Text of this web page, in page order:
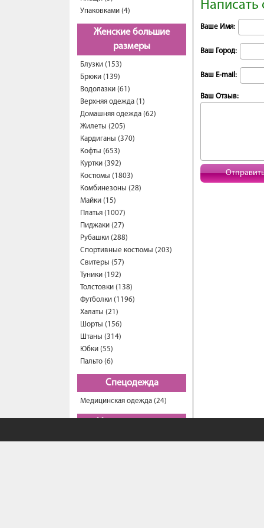
Упаковками (4)
Женские большие
размеры
Блузки (153)
Брюки (139)
Водолазки (61)
Верхняя одежда (1)
Домашняя одежда (62)
Жилеты (205)
Кардиганы (370)
Кофты (653)
Куртки (392)
Костюмы (1803)
Комбинезоны (28)
Майки (15)
Платья (1007)
Пиджаки (27)
Рубашки (288)
Спортивные костюмы (203)
Свитеры (57)
Туники (192)
Толстовки (138)
Футболки (1196)
Халаты (21)
Шорты (156)
Штаны (314)
Юбки (55)
Пальто (6)
Спецодежда
Медицинская одежда (24)
Бейсболки (107)
Написать
Ваше Имя:
Ваш Город:
Ваш E-mail:
Ваш Отзыв: